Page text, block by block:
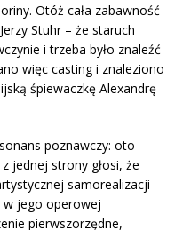
Otóż cała zabawność
Stuhr – że staruch
i trzeba było znaleźć
więc casting i znaleziono
śpiewaczkę Alexandrę
poznawczy: oto
jednej strony głosi, że
samorealizacji
w jego operowej
pierwszorzędne,